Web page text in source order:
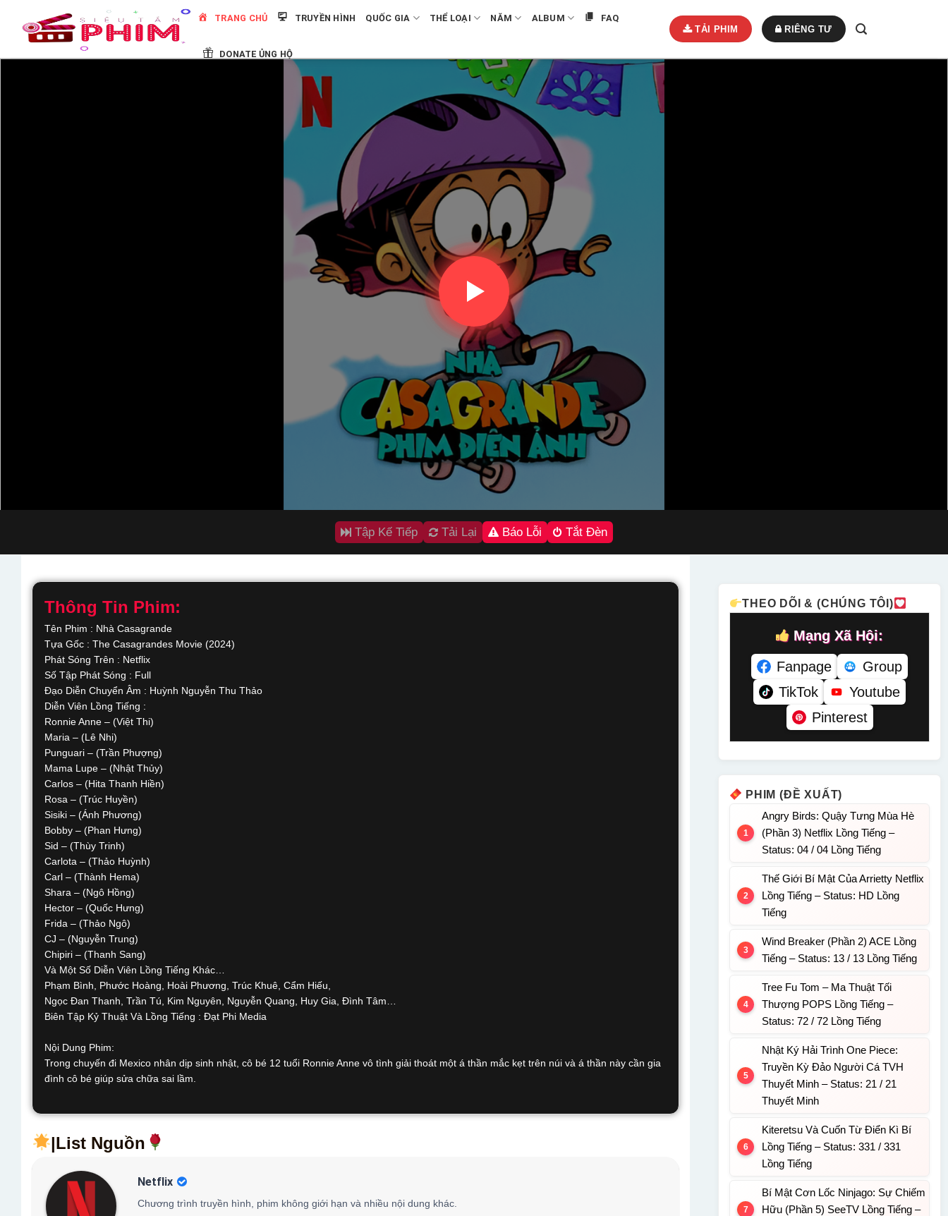
TRANG CHỦ TRUYỀN HÌNH QUỐC GIA THỂ LOẠI NĂM ALBUM FAQ
DONATE ỦNG HỘ
Tập Kế Tiếp Tải Lại Báo Lỗi Tắt Đèn
Thông Tin Phim:
Tên Phim : Nhà Casagrande
Tựa Gốc : The Casagrandes Movie (2024)
Phát Sóng Trên : Netflix
Số Tập Phát Sóng : Full
Đạo Diễn Chuyển Âm : Huỳnh Nguyễn Thu Thảo
Diễn Viên Lồng Tiếng :
Ronnie Anne – (Việt Thi)
Maria – (Lê Nhi)
Punguari – (Trần Phượng)
Mama Lupe – (Nhật Thủy)
Carlos – (Hita Thanh Hiền)
Rosa – (Trúc Huyền)
Sisiki – (Ánh Phương)
Bobby – (Phan Hưng)
Sid – (Thùy Trinh)
Carlota – (Thảo Huỳnh)
Carl – (Thành Hema)
Shara – (Ngô Hồng)
Hector – (Quốc Hưng)
Frida – (Thảo Ngô)
CJ – (Nguyễn Trung)
Chipiri – (Thanh Sang)
Và Một Số Diễn Viên Lồng Tiếng Khác…
Phạm Bình, Phước Hoàng, Hoài Phương, Trúc Khuê, Cẩm Hiếu,
Ngọc Đan Thanh, Trần Tú, Kim Nguyên, Nguyễn Quang, Huy Gia, Đình Tâm…
Biên Tập Kỷ Thuật Và Lồng Tiếng : Đạt Phi Media
Nội Dung Phim:
Trong chuyến đi Mexico nhân dịp sinh nhật, cô bé 12 tuổi Ronnie Anne vô tình giải thoát một á thần mắc kẹt trên núi và á thần này cần gia
đình cô bé giúp sửa chữa sai lầm.
|List Nguồn
Netflix
Chương trình truyền hình, phim không giới hạn và nhiều nội dung khác.
THEO DÕI & (CHÚNG TÔI)
Mạng Xã Hội:
Fanpage
Group
TikTok
Youtube
Pinterest
PHIM (ĐỀ XUẤT)
Angry Birds: Quậy Tưng Mùa Hè
(Phần 3) Netflix Lồng Tiếng –
Status: 04 / 04 Lồng Tiếng
Thế Giới Bí Mật Của Arrietty Netflix
Lồng Tiếng – Status: HD Lồng
Tiếng
Wind Breaker (Phần 2) ACE Lồng
Tiếng – Status: 13 / 13 Lồng Tiếng
Tree Fu Tom – Ma Thuật Tối
Thượng POPS Lồng Tiếng –
Status: 72 / 72 Lồng Tiếng
Nhật Ký Hải Trình One Piece:
Truyền Kỳ Đảo Người Cá TVH
Thuyết Minh – Status: 21 / 21
Thuyết Minh
Kiteretsu Và Cuốn Từ Điển Kì Bí
Lồng Tiếng – Status: 331 / 331
Lồng Tiếng
Bí Mật Cơn Lốc Ninjago: Sự Chiếm
Hữu (Phần 5) SeeTV Lồng Tiếng –